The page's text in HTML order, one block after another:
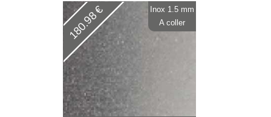
180.98 €
Inox 1.5 mm
A coller